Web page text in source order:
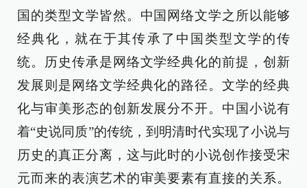
国的类型文学皆然。中国网络文学之所以能够
经典化，就在于其传承了中国类型文学的传
统。历史传承是网络文学经典化的前提，创新
发展则是网络文学经典化的路径。文学的经典
化与审美形态的创新发展分不开。中国小说有
着“史说同质”的传统，到明清时代实现了小说与
历史的真正分离，这与此时的小说创作接受宋
元而来的表演艺术的审美要素有直接的关系。